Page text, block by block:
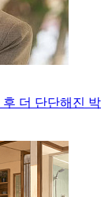
더 단단해진 박